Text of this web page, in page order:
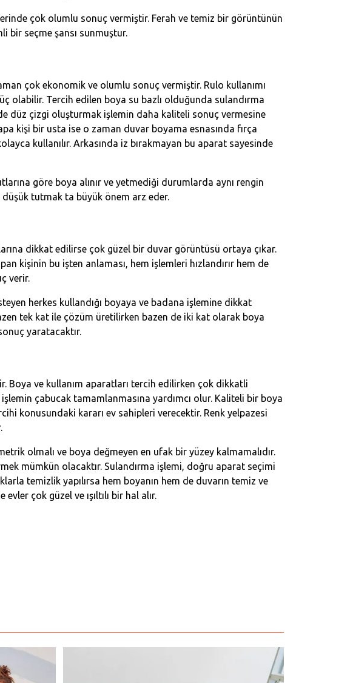
çok olumlu sonuç vermiştir. Ferah ve temiz bir görüntünün
bir seçme şansı sunmuştur.
çok ekonomik ve olumlu sonuç vermiştir. Rulo kullanımı
olabilir. Tercih edilen boya su bazlı olduğunda sulandırma
düz çizgi oluşturmak işlemin daha kaliteli sonuç vermesine
kişi bir usta ise o zaman duvar boyama esnasında fırça
kullanılır. Arkasında iz bırakmayan bu aparat sayesinde
göre boya alınır ve yetmediği durumlarda aynı rengin
tutmak ta büyük önem arz eder.
dikkat edilirse çok güzel bir duvar görüntüsü ortaya çıkar.
kişinin bu işten anlaması, hem işlemleri hızlandırır hem de
verir.
herkes kullandığı boyaya ve badana işlemine dikkat
tek kat ile çözüm üretilirken bazen de iki kat olarak boya
yaratacaktır.
Boya ve kullanım aparatları tercih edilirken çok dikkatli
çabucak tamamlanmasına yardımcı olur. Kaliteli bir boya
konusundaki kararı ev sahipleri verecektir. Renk yelpazesi
olmalı ve boya değmeyen en ufak bir yüzey kalmamalıdır.
mümkün olacaktır. Sulandırma işlemi, doğru aparat seçimi
temizlik yapılırsa hem boyanın hem de duvarın temiz ve
çok güzel ve ışıltılı bir hal alır.